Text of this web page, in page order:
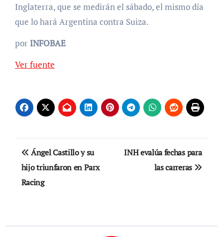
Inglaterra, que se medirán el sábado, el mismo día
que lo hará Argentina contra Suiza.
por INFOBAE
Ver fuente
Navegación
de
entradas
Ángel Castillo y su
hijo triunfaron en Parx
Racing
INH evalúa fechas para
las carreras